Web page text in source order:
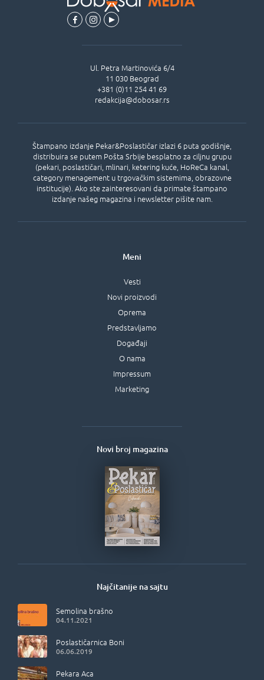
Štampano izdanje Pekar&Poslastičar izlazi 6 puta godišnje,
distribuira se putem Pošta Srbije besplatno za ciljnu grupu
(pekari, poslastičari, mlinari, ketering kuće, HoReCa kanal,
category menagement u trgovačkim sistemima, obrazovne
institucije). Ako ste zainteresovani da primate štampano
izdanje našeg magazina i newsletter pišite nam.
Ul. Petra Martinovića 6/4
11 030 Beograd
+381 (0)11 254 41 69
redakcija@dobosar.rs
Meni
Vesti
Novi proizvodi
Oprema
Predstavljamo
Događaji
O nama
Impressum
Marketing
Najčitanije na sajtu
Semolina brašno
04.11.2021
Poslastičarnica Boni
06.06.2019
Pekara Aca
Novi broj magazina